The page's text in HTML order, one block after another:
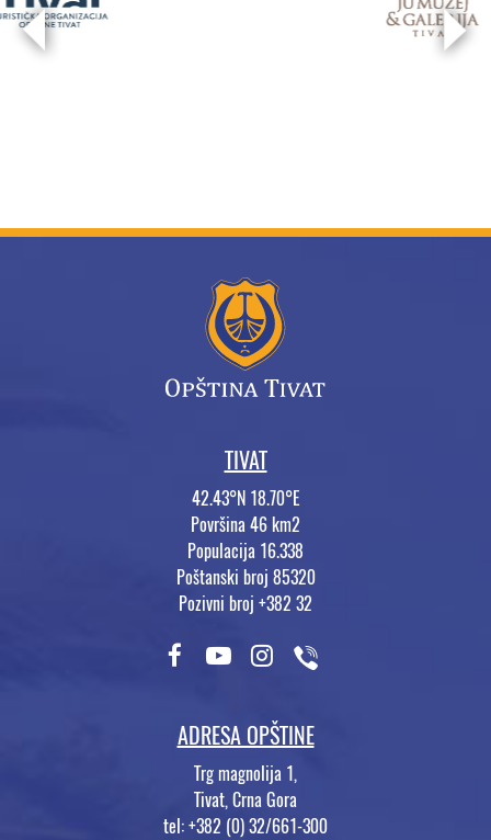
TIVAT
42.43°N 18.70°E
Površina 46 km2
Populacija 16.338
Poštanski broj 85320
Pozivni broj +382 32
ADRESA OPŠTINE
Trg magnolija 1,
Tivat, Crna Gora
tel: +382 (0) 32/661-300